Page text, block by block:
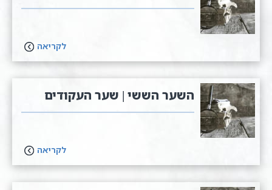
לקריאה
השער הששי | שער העקודים
לקריאה